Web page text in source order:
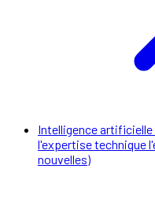
Intelligence artificielle
l'expertise technique
nouvelles)